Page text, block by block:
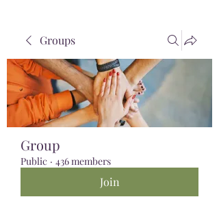
Groups
Group
Public · 436 members
Join